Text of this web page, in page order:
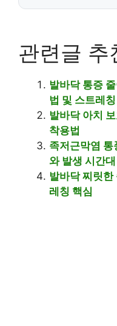
관련글 추
발바닥 통증
법 및 스트레칭
발바닥 아치
착용법
족저근막염 통
와 발생 시간대
발바닥 찌릿한
레칭 핵심